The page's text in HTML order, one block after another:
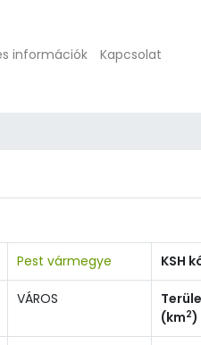
információk Kapcsolat
Pest vármegye KSH
VÁROS
(km2)